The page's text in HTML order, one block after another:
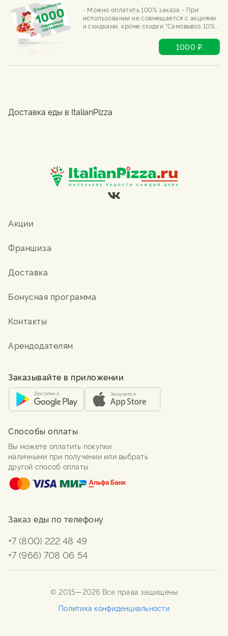
- Можно оплатить 100% заказа - При
использовании не совмещается с акциями
и скидками, кроме скидки "Самовывоз 10%"
можно применить только 1 сертификат -
Воспользоваться можно только 1 раз - При
сертификата, оставшаяся часть сгорает
1000 ₽
Доставка еды в ItalianPizza
Акции
Франшиза
Доставка
Бонусная программа
Контакты
Арендодателям
Заказывайте в приложении
Способы оплаты
Вы можете оплатить покупки
наличными при получении или выбрать
другой способ оплаты
Заказ еды по телефону
+7 (800) 222 48 49
+7 (966) 708 06 54
© 2015—2026 Все права защищены
Политика конфиденциальности